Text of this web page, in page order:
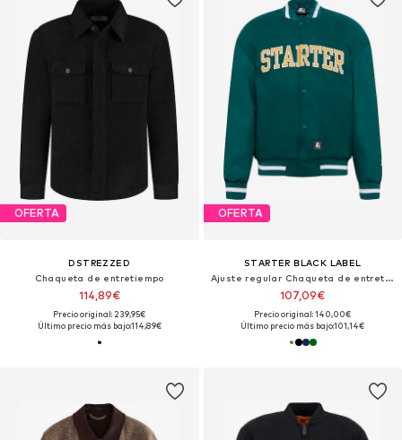
OFERTA
DSTREZZED
Chaqueta de entretiempo
114,89€
Precio original: 239,95€
Último precio más bajo:114,89€
OFERTA
STARTER BLACK LABEL
Ajuste regular Chaqueta de entretiempo
107,09€
Precio original: 140,00€
Último precio más bajo:101,14€